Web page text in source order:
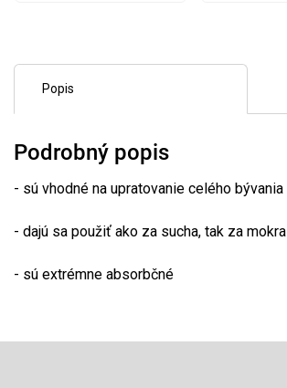
Popis
Podrobný popis
- sú vhodné na upratovanie celého bývania
- dajú sa použiť ako za sucha, tak za mokra
- sú extrémne absorbčné